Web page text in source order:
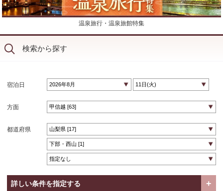
温泉旅行・温泉旅館特集
検索から探す
宿泊日
方面
都道府県
詳しい条件を指定する